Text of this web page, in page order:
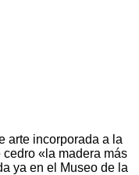
arte incorporada a la
«la madera más
ya en el Museo de la